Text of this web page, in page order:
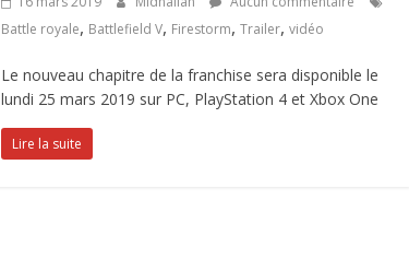
Battle royale, Battlefield V, Firestorm,Trailer,vidéo
Le nouveau chapitre de la franchise sera disponible le
lundi 25 mars 2019 sur PC, PlayStation 4 et Xbox One
Lire la suite